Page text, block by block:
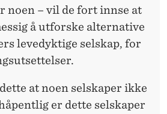
noen – vil de fort innse at
å utforske alternative
levedyktige selskap, for
at noen selskaper ikke
er dette selskaper